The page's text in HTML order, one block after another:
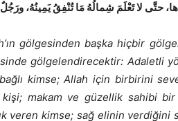
حتَّى لا تَعْلَمَ شِمالُهُ مَا تُنْفِقُ يَمِينُهُ، ورَجُلٌ
gölgesinden başka hiçbir
gölgelendirecektir: Adaletli
kimse; Allah için birbirini
makam ve güzellik sahibi bir
veren kimse; sağ elinin